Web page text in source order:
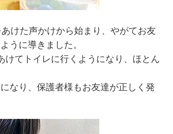
けた声かけから始まり、やがてお友
うに導きました。
てトイレに行くようになり、ほとん
なり、保護者様もお友達が正しく発